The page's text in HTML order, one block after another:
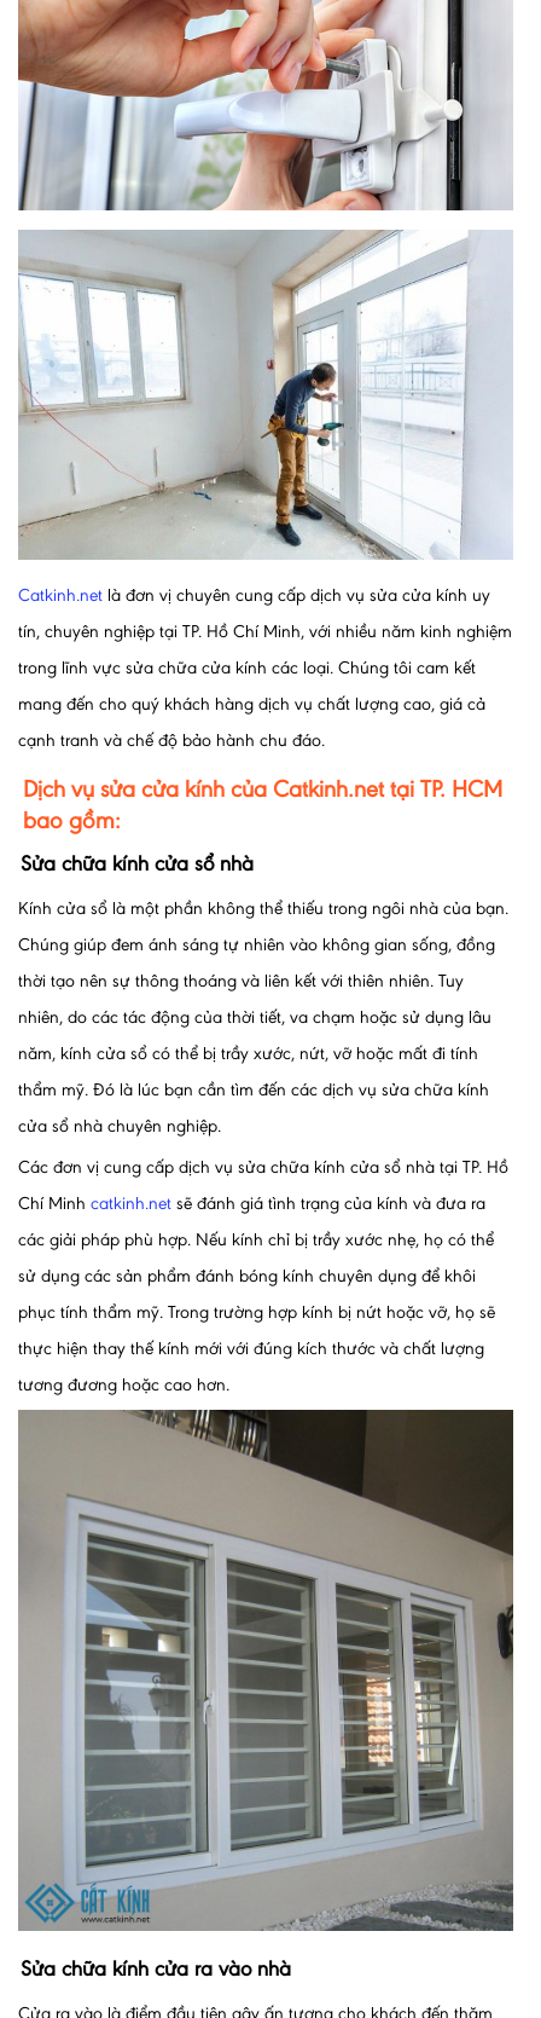
Catkinh.net là đơn vị chuyên cung cấp dịch vụ sửa cửa kính uy
tín, chuyên nghiệp tại TP. Hồ Chí Minh, với nhiều năm kinh nghiệm
trong lĩnh vực sửa chữa cửa kính các loại. Chúng tôi cam kết
mang đến cho quý khách hàng dịch vụ chất lượng cao, giá cả
cạnh tranh và chế độ bảo hành chu đáo.
Dịch vụ sửa cửa kính của Catkinh.net tại TP. HCM
bao gồm:
Sửa chữa kính cửa sổ nhà
Kính cửa sổ là một phần không thể thiếu trong ngôi nhà của bạn.
Chúng giúp đem ánh sáng tự nhiên vào không gian sống, đồng
thời tạo nên sự thông thoáng và liên kết với thiên nhiên. Tuy
nhiên, do các tác động của thời tiết, va chạm hoặc sử dụng lâu
năm, kính cửa sổ có thể bị trầy xước, nứt, vỡ hoặc mất đi tính
thẩm mỹ. Đó là lúc bạn cần tìm đến các dịch vụ sửa chữa kính
cửa sổ nhà chuyên nghiệp.
Các đơn vị cung cấp dịch vụ sửa chữa kính cửa sổ nhà tại TP. Hồ
Chí Minh catkinh.net sẽ đánh giá tình trạng của kính và đưa ra
các giải pháp phù hợp. Nếu kính chỉ bị trầy xước nhẹ, họ có thể
sử dụng các sản phẩm đánh bóng kính chuyên dụng để khôi
phục tính thẩm mỹ. Trong trường hợp kính bị nứt hoặc vỡ, họ sẽ
thực hiện thay thế kính mới với đúng kích thước và chất lượng
tương đương hoặc cao hơn.
Sửa chữa kính cửa ra vào nhà